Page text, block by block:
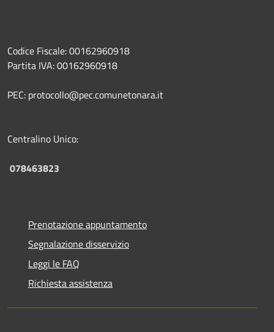
Codice Fiscale: 00162960918
Partita IVA: 00162960918
PEC: protocollo@pec.comunetonara.it
Centralino Unico:
078463823
Prenotazione appuntamento
Segnalazione disservizio
Leggi le FAQ
Richiesta assistenza